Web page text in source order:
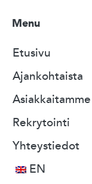
Menu
Etusivu
Ajankohtaista
Asiakkaitamme
Rekrytointi
Yhteystiedot
EN